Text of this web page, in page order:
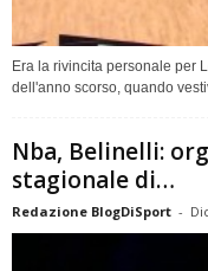
Era la rivincita personale per
dell'anno scorso, quando
Nba, Belinelli:
stagionale di…
Redazione BlogDiSport -